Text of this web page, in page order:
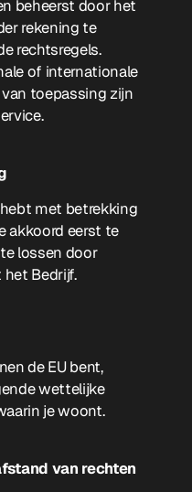
beheerst door het
rekening te
rechtsregels.
of internationale
toepassing zijn
met betrekking
akkoord eerst te
lossen door
Bedrijf.
de EU bent,
wettelijke
je woont.
van rechten